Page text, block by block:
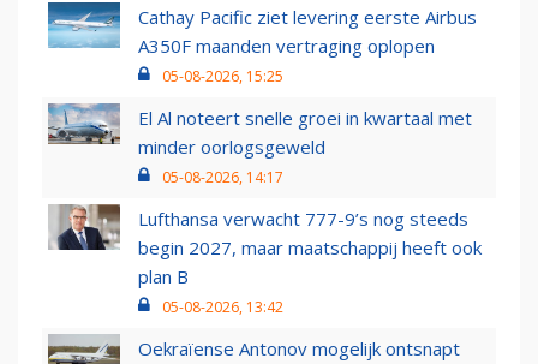
Cathay Pacific ziet levering eerste Airbus
A350F maanden vertraging oplopen
05-08-2026, 15:25
El Al noteert snelle groei in kwartaal met
minder oorlogsgeweld
05-08-2026, 14:17
Lufthansa verwacht 777-9’s nog steeds
begin 2027, maar maatschappij heeft ook
plan B
05-08-2026, 13:42
Oekraïense Antonov mogelijk ontsnapt